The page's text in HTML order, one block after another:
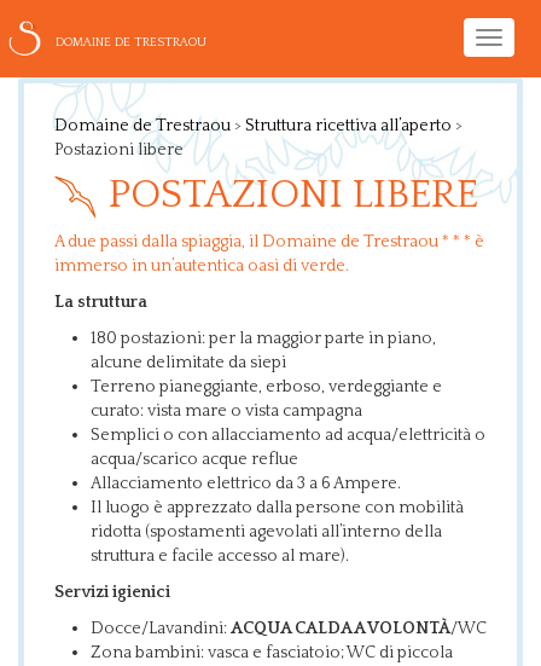
Toggle
DOMAINE DE TRESTRAOU
Domaine de Trestraou > Struttura ricettiva all’aperto >
Postazioni libere
POSTAZIONI LIBERE
A due passi dalla spiaggia, il Domaine de Trestraou * * * è
immerso in un’autentica oasi di verde.
La struttura
180 postazioni: per la maggior parte in piano,
alcune delimitate da siepi
Terreno pianeggiante, erboso, verdeggiante e
curato: vista mare o vista campagna
Semplici o con allacciamento ad acqua/elettricità o
acqua/scarico acque reflue
Allacciamento elettrico da 3 a 6 Ampere.
Il luogo è apprezzato dalla persone con mobilità
ridotta (spostamenti agevolati all’interno della
struttura e facile accesso al mare).
Servizi igienici
Docce/Lavandini:ACQUA CALDA A VOLONTÀ/WC
Zona bambini: vasca e fasciatoio; WC di piccola